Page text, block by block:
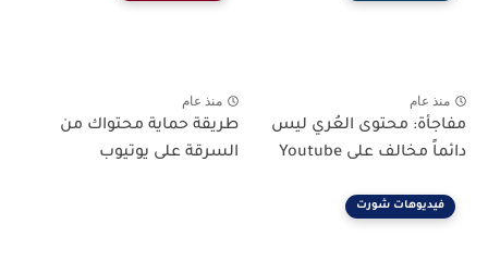
منذ عام
مفاجأة: محتوى العُري ليس
دائماً مخالف على Youtube
منذ عام
طريقة حماية محتواك من
السرقة على يوتيوب
فيديوهات شورت